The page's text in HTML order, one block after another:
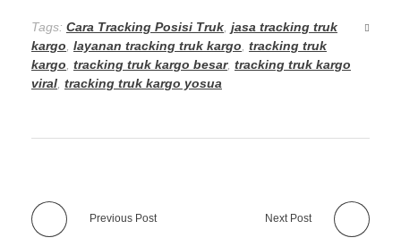
Tags: Cara Tracking Posisi Truk jasa tracking truk
kargo layanan tracking truk kargo tracking truk
kargo tracking truk kargo besar, tracking truk kargo
viral tracking truk kargo yosua
Previous Post Next Post